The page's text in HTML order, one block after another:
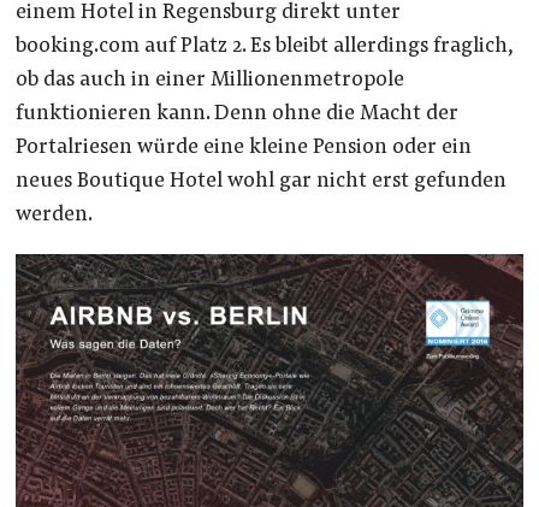
einem Hotel in Regensburg direkt unter
booking.com auf Platz 2. Es bleibt allerdings fraglich,
ob das auch in einer Millionenmetropole
funktionieren kann. Denn ohne die Macht der
Portalriesen würde eine kleine Pension oder ein
neues Boutique Hotel wohl gar nicht erst gefunden
werden.